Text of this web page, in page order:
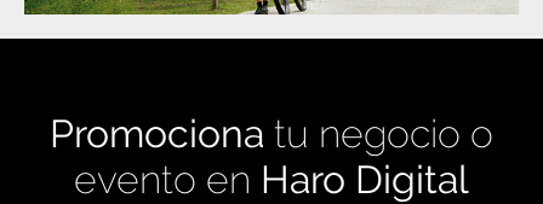
Promociona tu negocio o
evento en Haro Digital